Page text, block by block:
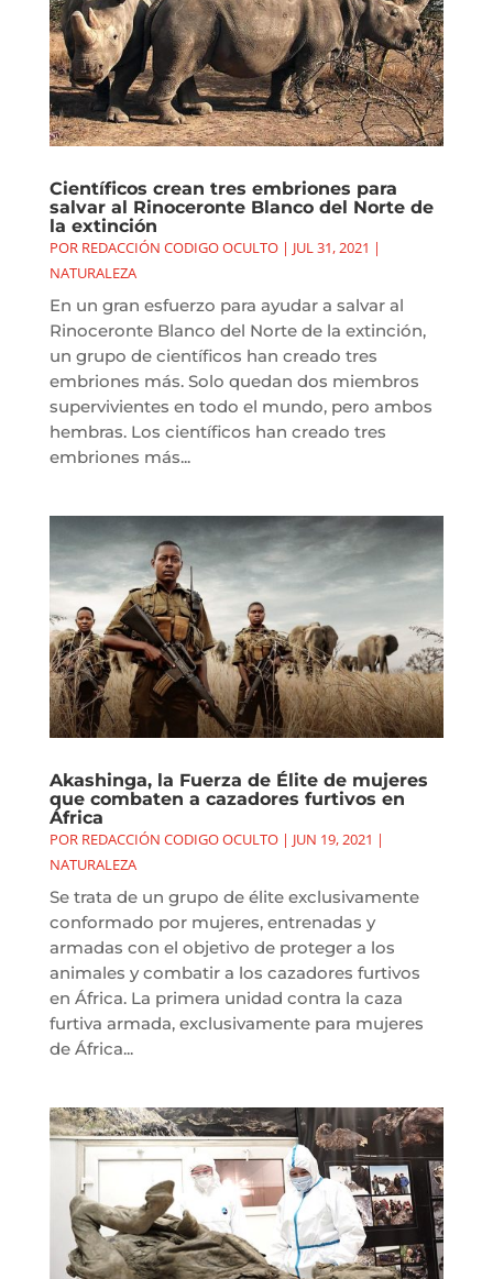
Científicos crean tres embriones para
salvar al Rinoceronte Blanco del Norte de
la extinción
POR REDACCIÓN CODIGO OCULTO| JUL 31, 2021 |
NATURALEZA
En un gran esfuerzo para ayudar a salvar al
Rinoceronte Blanco del Norte de la extinción,
un grupo de científicos han creado tres
embriones más. Solo quedan dos miembros
supervivientes en todo el mundo, pero ambos
hembras. Los científicos han creado tres
embriones más...
Akashinga, la Fuerza de Élite de mujeres
que combaten a cazadores furtivos en
África
POR REDACCIÓN CODIGO OCULTO| JUN 19, 2021 |
NATURALEZA
Se trata de un grupo de élite exclusivamente
conformado por mujeres, entrenadas y
armadas con el objetivo de proteger a los
animales y combatir a los cazadores furtivos
en África. La primera unidad contra la caza
furtiva armada, exclusivamente para mujeres
de África...